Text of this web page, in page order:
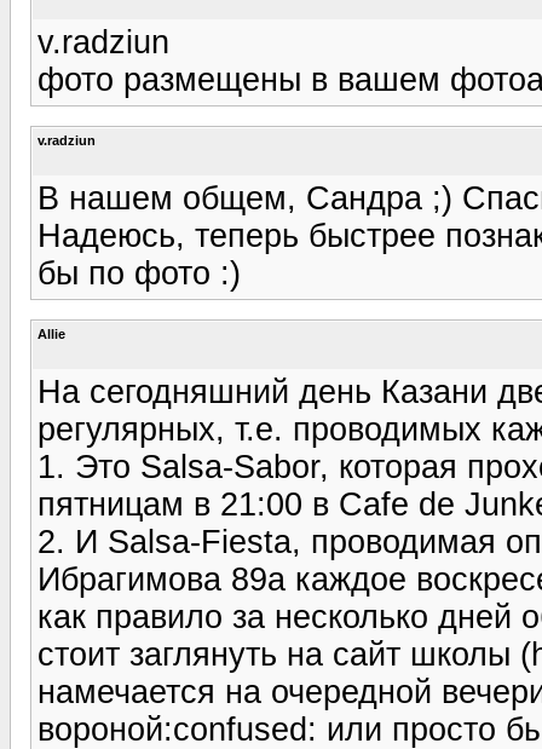
v.radziun
фото размещены в вашем
v.radziun
В нашем общем, Сандра ;)
Надеюсь, теперь быстрее
бы по фото :)
Allie
На сегодняшний день Казани
регулярных, т.е. проводимых
1. Это Salsa-Sabor, которая
пятницам в 21:00 в Cafe de
2. И Salsa-Fiesta, проводимая
Ибрагимова 89а каждое
как правило за несколько дней
стоит заглянуть на сайт школы
намечается на очередной
вороной:confused: или просто